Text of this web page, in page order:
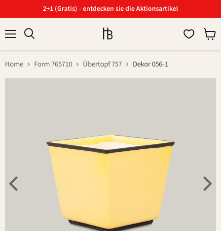
2+1 (Gratis) - entdecken sie die Aktionsartikel
Home Form 765710 Übertopf 757 Dekor 056-1